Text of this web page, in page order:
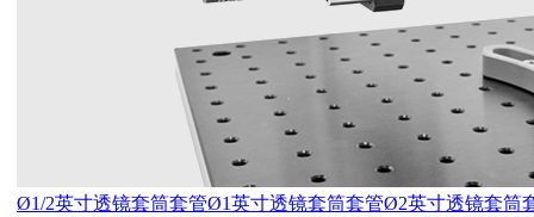
Ø1/2英寸透镜套筒套管Ø1英寸透镜套筒套管Ø2英寸透镜套筒